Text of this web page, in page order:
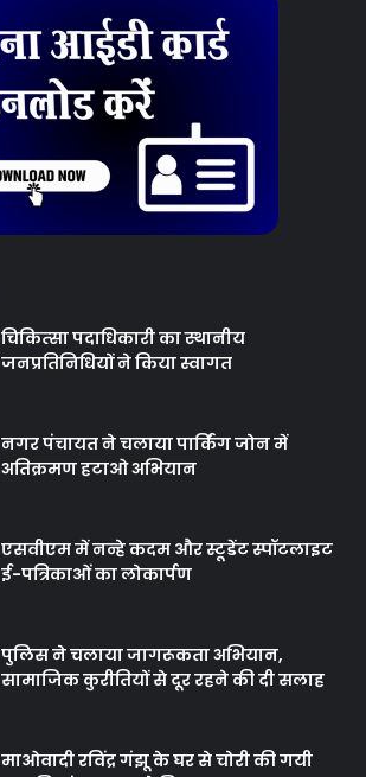
चिकित्‍सा पदाधिकारी का स्थानीय
जनप्रतिनिधियों ने किया स्वागत
नगर पंचायत ने चलाया पार्किंग जोन में
अतिक्रमण हटाओ अभियान
एसवीएम में नन्हे कदम और स्टूडेंट स्पॉटलाइट
ई-पत्रिकाओं का लोकार्पण
पुलिस ने चलाया जागरूकता अभियान,
सामाजिक कुरीतियों से दूर रहने की दी सलाह
माओवादी रविंद्र गंझू के घर से चोरी की गयी